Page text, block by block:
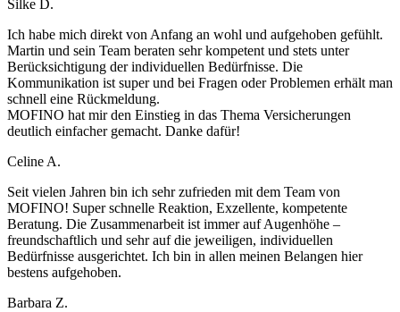
Silke D.
Ich habe mich direkt von Anfang an wohl und aufgehoben gefühlt.
Martin und sein Team beraten sehr kompetent und stets unter
Berücksichtigung der individuellen Bedürfnisse. Die
Kommunikation ist super und bei Fragen oder Problemen erhält man
schnell eine Rückmeldung.
MOFINO hat mir den Einstieg in das Thema Versicherungen
deutlich einfacher gemacht. Danke dafür!
Celine A.
Seit vielen Jahren bin ich sehr zufrieden mit dem Team von
MOFINO! Super schnelle Reaktion, Exzellente, kompetente
Beratung. Die Zusammenarbeit ist immer auf Augenhöhe –
freundschaftlich und sehr auf die jeweiligen, individuellen
Bedürfnisse ausgerichtet. Ich bin in allen meinen Belangen hier
bestens aufgehoben.
Barbara Z.